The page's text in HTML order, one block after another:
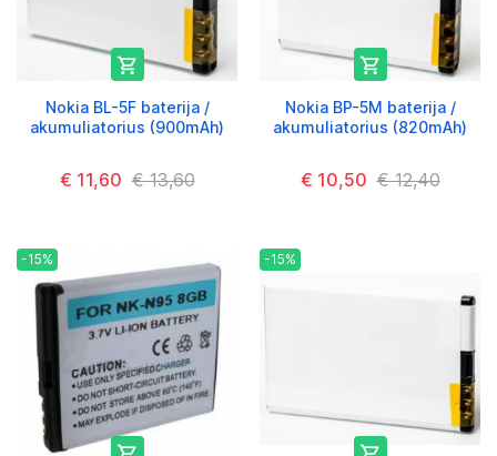

Nokia BL-5F baterija /
akumuliatorius (900mAh)
€ 11,60 € 13,60

Nokia BP-5M baterija /
akumuliatorius (820mAh)
€ 10,50 € 12,40
-15% -15%